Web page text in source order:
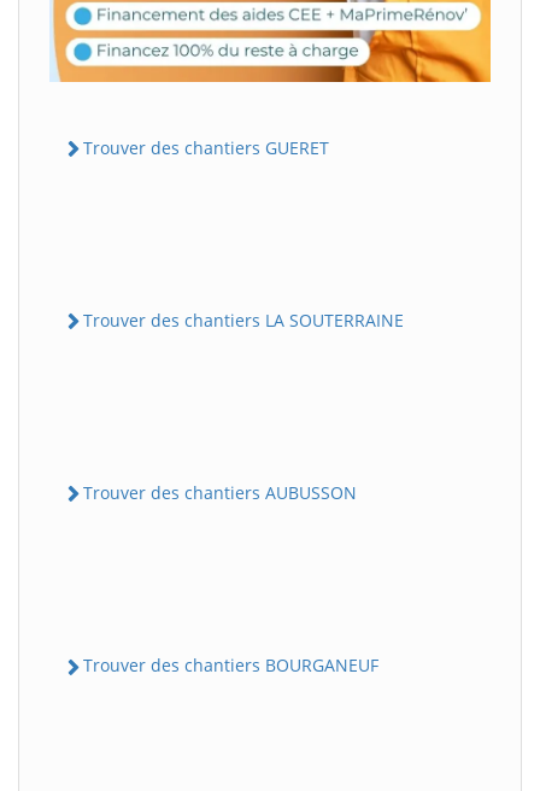
Trouver des chantiers GUERET
Trouver des chantiers LA SOUTERRAINE
Trouver des chantiers AUBUSSON
Trouver des chantiers BOURGANEUF